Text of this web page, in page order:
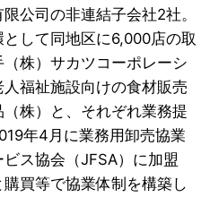
公司の非連結子会社2社。
して同地区に6,000店の取
株）サカツコーポレーシ
福祉施設向けの食材販売
株）と、それぞれ業務提
年4月に業務用卸売協業
ス協会（JFSA）に加盟
買等で協業体制を構築し